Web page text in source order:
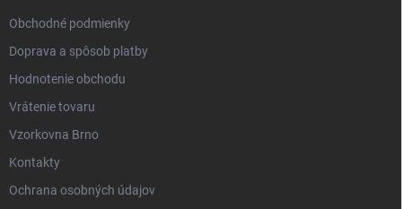
Obchodné podmienky
Doprava a spôsob platby
Hodnotenie obchodu
Vrátenie tovaru
Vzorkovna Brno
Kontakty
Ochrana osobných údajov